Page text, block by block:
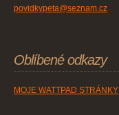
povidkypeta@seznam.cz
Oblíbené odkazy
MOJE WATTPAD STRÁNKY